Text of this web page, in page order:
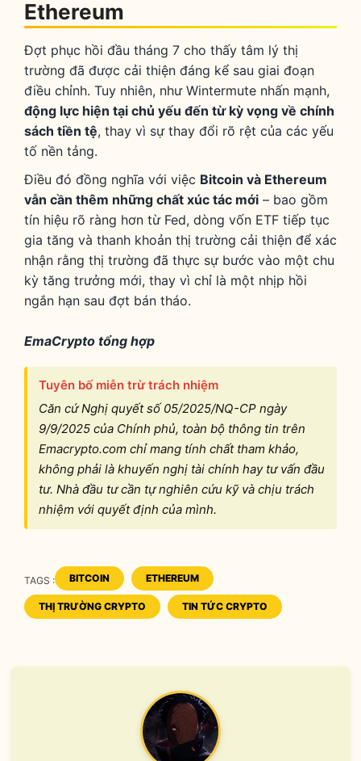
Ethereum
Đợt phục hồi đầu tháng 7 cho thấy tâm lý thị
trường đã được cải thiện đáng kể sau giai đoạn
điều chỉnh. Tuy nhiên, như Wintermute nhấn mạnh,
động lực hiện tại chủ yếu đến từ kỳ vọng về chính
sách tiền tệ, thay vì sự thay đổi rõ rệt của các yếu
tố nền tảng.
Điều đó đồng nghĩa với việc Bitcoin và Ethereum
vẫn cần thêm những chất xúc tác mới – bao gồm
tín hiệu rõ ràng hơn từ Fed, dòng vốn ETF tiếp tục
gia tăng và thanh khoản thị trường cải thiện để xác
nhận rằng thị trường đã thực sự bước vào một chu
kỳ tăng trưởng mới, thay vì chỉ là một nhịp hồi
ngắn hạn sau đợt bán tháo.
EmaCrypto tổng hợp
Tuyên bố miễn trừ trách nhiệm
Căn cứ Nghị quyết số 05/2025/NQ-CP ngày
9/9/2025 của Chính phủ, toàn bộ thông tin trên
Emacrypto.com chỉ mang tính chất tham khảo,
không phải là khuyến nghị tài chính hay tư vấn đầu
tư. Nhà đầu tư cần tự nghiên cứu kỹ và chịu trách
nhiệm với quyết định của mình.
TAGS :
TAGS
BITCOIN ETHEREUM
THỊ TRƯỜNG CRYPTO TIN TỨC CRYPTO